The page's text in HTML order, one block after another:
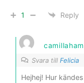
1 Reply
Svara till Felicia
Hejhej! Hur